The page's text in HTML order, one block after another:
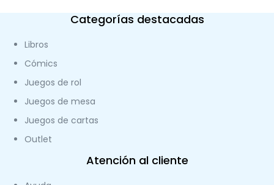
Categorías destacadas
Libros
Cómics
Juegos de rol
Juegos de mesa
Juegos de cartas
Outlet
Atención al cliente